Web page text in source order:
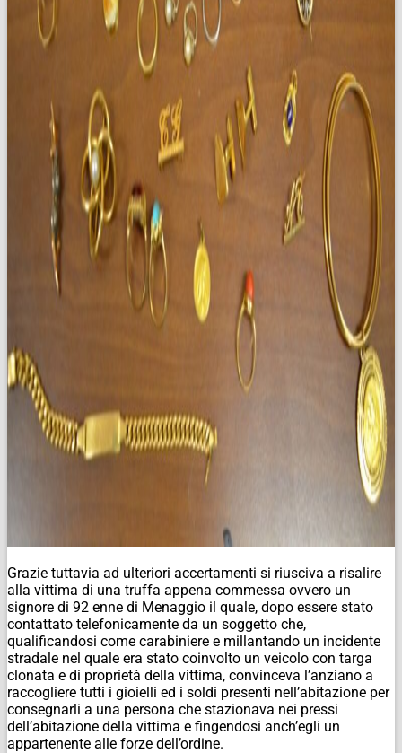
Grazie tuttavia ad ulteriori accertamenti si riusciva a risalire
alla vittima di una truffa appena commessa ovvero un
signore di 92 enne di Menaggio il quale, dopo essere stato
contattato telefonicamente da un soggetto che,
qualificandosi come carabiniere e millantando un incidente
stradale nel quale era stato coinvolto un veicolo con targa
clonata e di proprietà della vittima, convinceva l’anziano a
raccogliere tutti i gioielli ed i soldi presenti nell’abitazione per
consegnarli a una persona che stazionava nei pressi
dell’abitazione della vittima e fingendosi anch’egli un
appartenente alle forze dell’ordine.